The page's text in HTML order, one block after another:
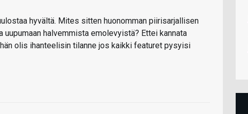
hyvältä. Mites sitten huonomman piirisarjallisen
halvemmista emolevyistä? Ettei kannata
olis ihanteelisin tilanne jos kaikki featuret pysyisi